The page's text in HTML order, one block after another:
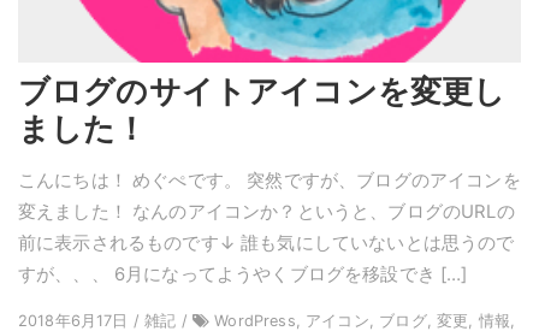
ブログのサイトアイコンを変更し
ました！
こんにちは！ めぐぺです。 突然ですが、ブログのアイコンを
変えました！ なんのアイコンか？というと、ブログのURLの
前に表示されるものです↓ 誰も気にしていないとは思うので
すが、、、 6月になってようやくブログを移設でき […]
2018年6月17日 / 雑記 /
WordPress, アイコン, ブログ, 変更, 情報,